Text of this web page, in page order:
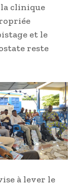
clinique
et le
reste
à lever le